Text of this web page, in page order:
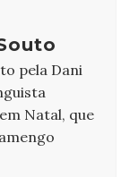
pela Dani
Natal, que